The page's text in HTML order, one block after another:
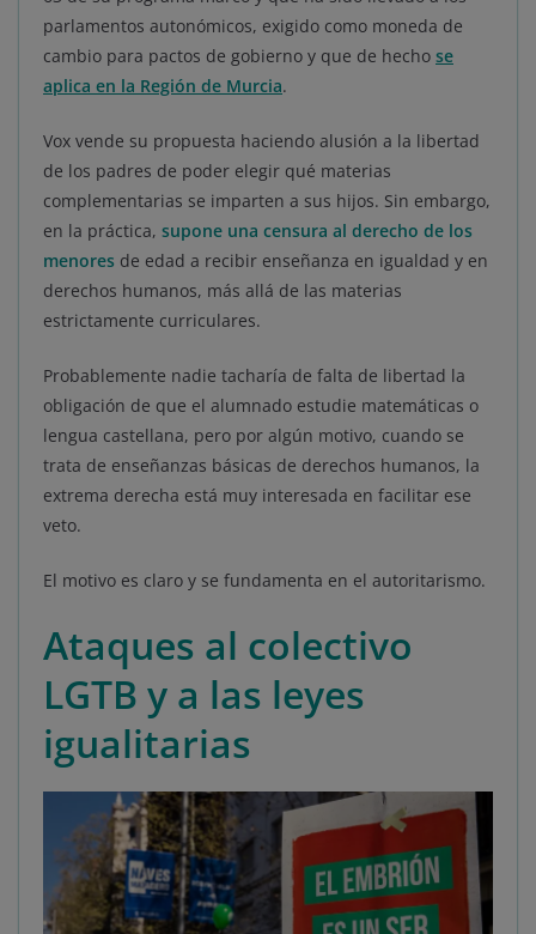
parlamentos autonómicos, exigido como moneda de
cambio para pactos de gobierno y que de hecho se
aplica en la Región de Murcia.
Vox vende su propuesta haciendo alusión a la libertad
de los padres de poder elegir qué materias
complementarias se imparten a sus hijos. Sin embargo,
en la práctica, supone una censura al derecho de los
menores de edad a recibir enseñanza en igualdad y en
derechos humanos, más allá de las materias
estrictamente curriculares.
Probablemente nadie tacharía de falta de libertad la
obligación de que el alumnado estudie matemáticas o
lengua castellana, pero por algún motivo, cuando se
trata de enseñanzas básicas de derechos humanos, la
extrema derecha está muy interesada en facilitar ese
veto.
El motivo es claro y se fundamenta en el autoritarismo.
Ataques al colectivo
LGTB y a las leyes
igualitarias